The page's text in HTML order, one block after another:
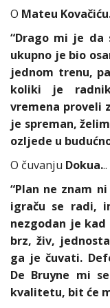
O Mateu
“Drago mi je da
ukupno je bio
jednom trenu,
koliki je
vremena proveli
je spreman,
ozljede u
O čuvanju Dokua...
“Plan ne znam
igraču se radi,
nezgodan je
brz, živ,
ga je čuvati.
De Bruyne mi
kvalitetu, bit će